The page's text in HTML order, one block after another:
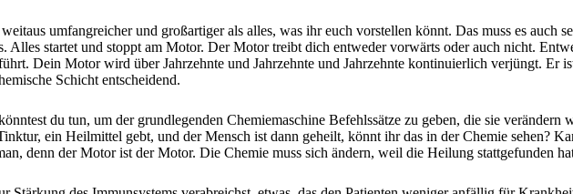
umfangreicher und großartiger als alles, was ihr euch vorstellen könnt. Das muss es
Alles startet und stoppt am Motor. Der Motor treibt dich entweder vorwärts oder auch nicht.
Dein Motor wird über Jahrzehnte und Jahrzehnte und Jahrzehnte kontinuierlich verjüngt. Er
Schicht entscheidend.
du tun, um der grundlegenden Chemiemaschine Befehlssätze zu geben, die sie
ein Heilmittel gebt, und der Mensch ist dann geheilt, könnt ihr das in der Chemie sehen?
denn der Motor ist der Motor. Die Chemie muss sich ändern, weil die Heilung stattgefunden